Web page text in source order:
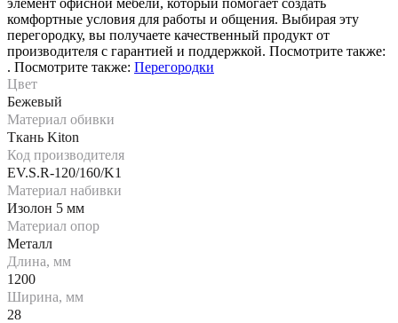
комфортные условия для работы и общения. Выбирая эту
перегородку, вы получаете качественный продукт от
производителя с гарантией и поддержкой. Посмотрите также:
. Посмотрите также: Перегородки
Цвет
Бежевый
Материал обивки
Ткань Kiton
Код производителя
EV.S.R-120/160/K1
Материал набивки
Изолон 5 мм
Материал опор
Металл
Длина, мм
1200
Ширина, мм
28